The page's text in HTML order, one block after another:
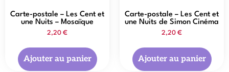
Carte-postale – Les Cent et
une Nuits – Mosaïque
2,20 €
Ajouter au panier
Carte-postale – Les Cent et
une Nuits de Simon Cinéma
2,20 €
Ajouter au panier